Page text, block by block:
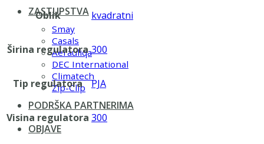
ZASTUPSTVA
Smay
Casals
Aerauliqa
DEC International
Climatech
Zip-Clip
PODRŠKA PARTNERIMA
OBJAVE
Oblik kvadratni
Širina regulatora 300
Tip regulatora PJA
Visina regulatora 300